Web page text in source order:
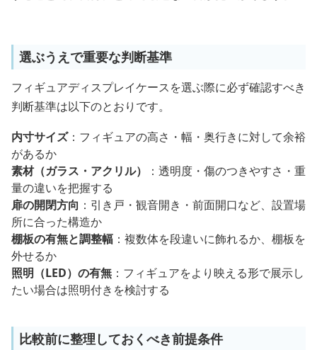
選ぶうえで重要な判断基準
フィギュアディスプレイケースを選ぶ際に必ず確認すべき
判断基準は以下のとおりです。
内寸サイズ：フィギュアの高さ・幅・奥行きに対して余裕
があるか
素材（ガラス・アクリル）
：透明度・傷のつきやすさ・重
量の違いを把握する
扉の開閉方向 ：引き戸・観音開き・前面開口など、設置場
所に合った構造か
棚板の有無と調整幅 ：複数体を段違いに飾れるか、棚板を
外せるか
照明（LED）の有無 ：フィギュアをより映える形で展示し
たい場合は照明付きを検討する
比較前に整理しておくべき前提条件